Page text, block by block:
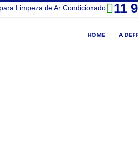
Limpeza de Ar Condicionado 11
HOME A